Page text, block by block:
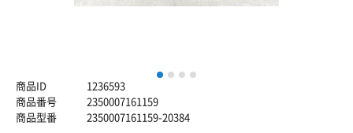
1 2 3
商品ID
1236593
商品番号
2350007161159
商品型番
2350007161159-20384